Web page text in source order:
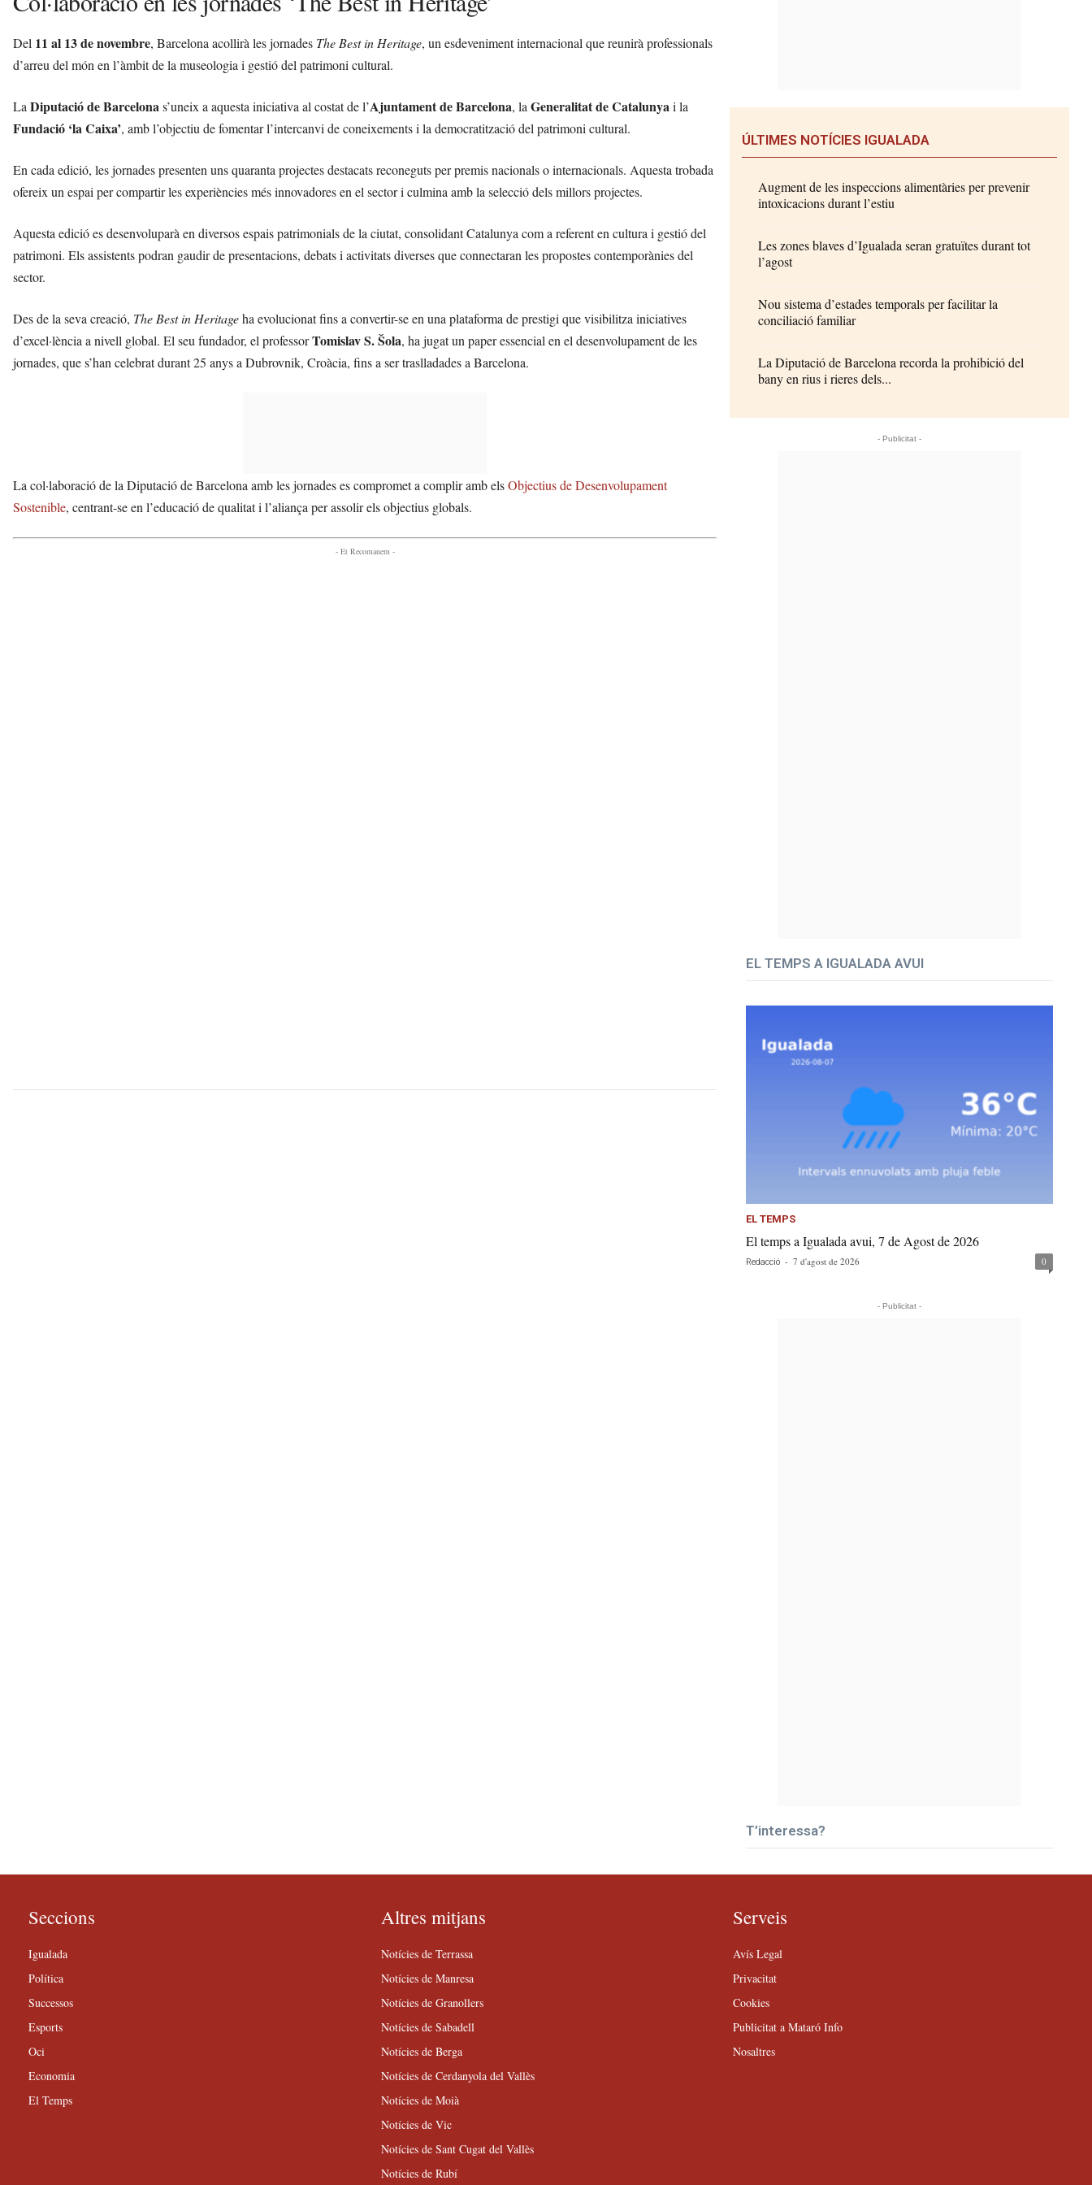
Del 11 al 13 de novembre, Barcelona acollirà les jornades The Best in Heritage, un esdeveniment internacional que reunirà professionals
d’arreu del món en l’àmbit de la museologia i gestió del patrimoni cultural.
LaDiputació de Barcelonas’uneix a aquesta iniciativa al costat de l’Ajuntament de Barcelona, laGeneralitat de Catalunyai la
Fundació ‘la Caixa’, amb l’objectiu de fomentar l’intercanvi de coneixements i la democratització del patrimoni cultural.
En cada edició, les jornades presenten uns quaranta projectes destacats reconeguts per premis nacionals o internacionals. Aquesta trobada
ofereix un espai per compartir les experiències més innovadores en el sector i culmina amb la selecció dels millors projectes.
Aquesta edició es desenvoluparà en diversos espais patrimonials de la ciutat, consolidant Catalunya com a referent en cultura i gestió del
patrimoni. Els assistents podran gaudir de presentacions, debats i activitats diverses que connectaran les propostes contemporànies del
sector.
Des de la seva creació, The Best in Heritageha evolucionat fins a convertir-se en una plataforma de prestigi que visibilitza iniciatives
d’excel·lència a nivell global. El seu fundador, el professorTomislav S. Šola, ha jugat un paper essencial en el desenvolupament de les
jornades, que s’han celebrat durant 25 anys a Dubrovnik, Croàcia, fins a ser traslladades a Barcelona.
La col·laboració de la Diputació de Barcelona amb les jornades es compromet a complir amb elsObjectius de Desenvolupament
Sostenible, centrant-se en l’educació de qualitat i l’aliança per assolir els objectius globals.
- Et Recomanem -
ÚLTIMES NOTÍCIES IGUALADA
Augment de les inspeccions alimentàries per prevenir
intoxicacions durant l’estiu
Les zones blaves d’Igualada seran gratuïtes durant tot
l’agost
Nou sistema d’estades temporals per facilitar la
conciliació familiar
La Diputació de Barcelona recorda la prohibició del
bany en rius i rieres dels...
- Publicitat -
EL TEMPS A IGUALADA AVUI
EL TEMPS
El temps a Igualada avui, 7 de Agost de 2026
Redacció - 7 d'agost de 2026 0
- Publicitat -
T’interessa?
Seccions
Igualada
Política
Successos
Esports
Oci
Economia
El Temps
Altres mitjans
Notícies de Terrassa
Notícies de Manresa
Notícies de Granollers
Notícies de Sabadell
Notícies de Berga
Notícies de Cerdanyola del Vallès
Notícies de Moià
Notícies de Vic
Notícies de Sant Cugat del Vallès
Notícies de Rubí
Serveis
Avís Legal
Privacitat
Cookies
Publicitat a Mataró Info
Nosaltres